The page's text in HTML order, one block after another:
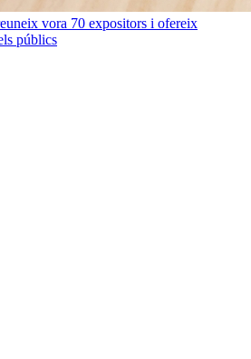
vora 70 expositors i ofereix
públics